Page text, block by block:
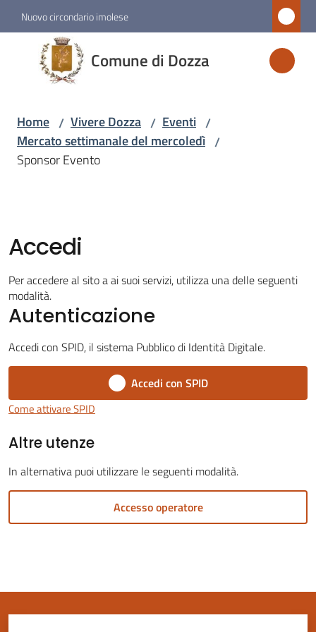
Vai al contenuto
Vai alla navigazione
Vai al footer
Nuovo circondario imolese
Comune di Dozza
Comune
di
Dozza
Amministrazione
Vivere
Dozza
Menu selezionato
Servizi
line
Tutti
argomenti
Home / Vivere Dozza / Eventi /
Mercato settimanale del mercoledì /
Sponsor Evento
Accedi
Per accedere al sito a ai suoi servizi, utilizza una delle seguenti
modalità.
Autenticazione
Accedi con SPID, il sistema Pubblico di Identità Digitale.
Accedi con SPID
Come attivare SPID
Altre utenze
In alternativa puoi utilizzare le seguenti modalità.
Accesso operatore